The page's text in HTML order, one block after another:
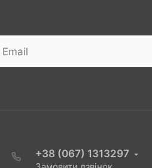
+38 (067) 1313297